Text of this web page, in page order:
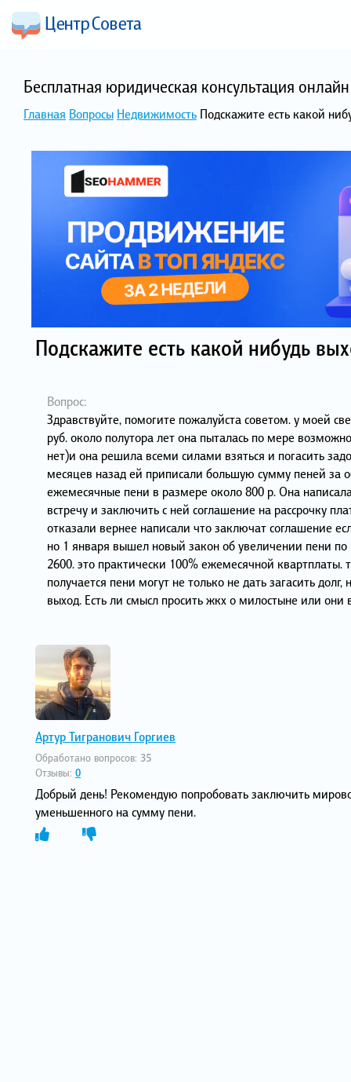
Бесплатная юридическая консультация
Главная Вопросы Недвижимость Подскажите есть какой
Подскажите есть какой нибудь
Вопрос:
Здравствуйте, помогите пожалуйста советом. у моей
руб. около полутора лет она пыталась по мере
нет)и она решила всеми силами взяться и погасить
месяцев назад ей приписали большую сумму пеней за
ежемесячные пени в размере около 800 р. Она
встречу и заключить с ней соглашение на рассрочку
отказали вернее написали что заключат соглашение
но 1 января вышел новый закон об увеличении пени
2600. это практически 100% ежемесячной
получается пени могут не только не дать загасить
выход. Есть ли смысл просить жкх о милостыне или
Артур Тигранович Горгиев
Обработано вопросов: 35
Отзывы: 0
Добрый день! Рекомендую попробовать заключить
уменьшенного на сумму пени.